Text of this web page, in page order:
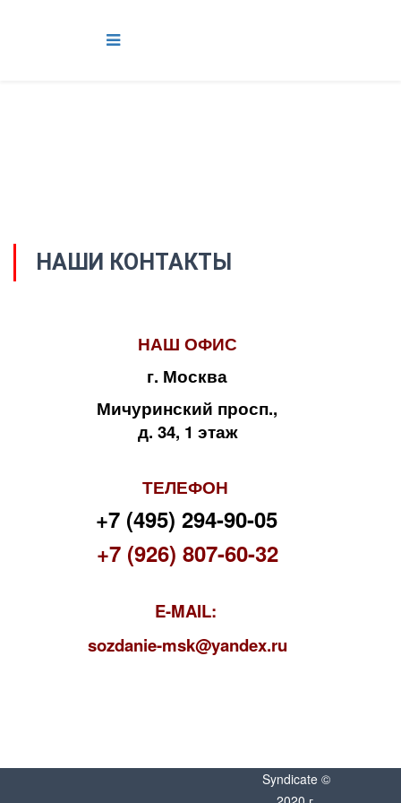
НАШИ КОНТАКТЫ
НАШ ОФИС
г. Москва
Мичуринский просп.,
д. 34, 1 этаж
ТЕЛЕФОН
+7 (495) 294-90-05
+7 (926) 807-60-32
E-MAIL:
sozdanie-msk@yandex.ru
Syndicate ©